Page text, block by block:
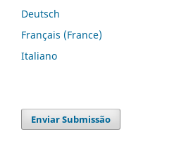
Deutsch
Français (France)
Italiano
Enviar Submissão